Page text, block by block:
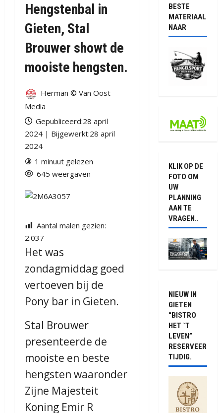
Hengstenbal in
Gieten, Stal
Brouwer showt de
mooiste hengsten.
Herman © Van Oost
Media
Gepubliceerd:28 april
2024 | Bijgewerkt:28 april
2024
1 minuut gelezen
645 weergaven
Aantal malen gezien:
2.037
Het was
zondagmiddag goed
vertoeven bij de
Pony bar in Gieten.
Stal Brouwer
presenteerde de
mooiste en beste
hengsten waaronder
Zijne Majesteit
Koning Emir R
BESTE
MATERIAAL
NAAR
KLIK OP DE
FOTO OM
UW
PLANNING
AAN TE
VRAGEN..
NIEUW IN
GIETEN
“BISTRO
HET `T
LEVEN”
RESERVEER
TIJDIG.